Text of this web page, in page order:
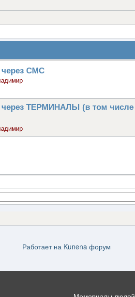
через СМС
через ТЕРМИНАЛЫ (в том числе
Работает на Kunena форум